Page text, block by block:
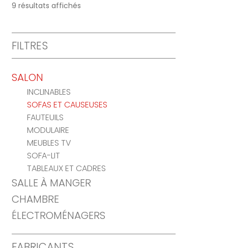
9 résultats affichés
FILTRES
SALON
INCLINABLES
SOFAS ET CAUSEUSES
FAUTEUILS
MODULAIRE
MEUBLES TV
SOFA-LIT
TABLEAUX ET CADRES
SALLE À MANGER
CHAMBRE
ÉLECTROMÉNAGERS